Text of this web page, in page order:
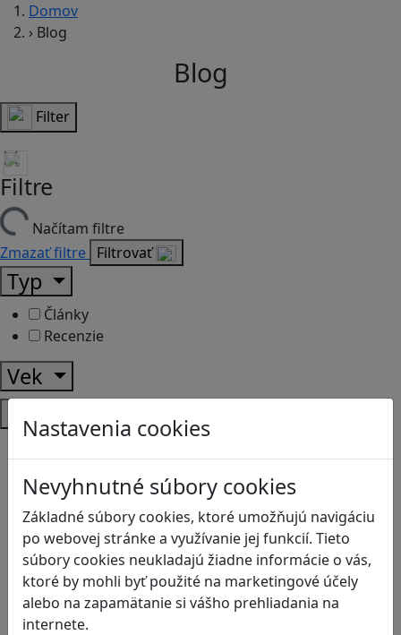
Nastavenia cookies
Nevyhnutné súbory cookies
Základné súbory cookies, ktoré umožňujú navigáciu
po webovej stránke a využívanie jej funkcií. Tieto
súbory cookies neukladajú žiadne informácie o vás,
ktoré by mohli byť použité na marketingové účely
alebo na zapamätanie si vášho prehliadania na
internete.
Domov
› Blog
Blog
Filter
Filtre
Načítam filtre
Zmazať filtre Filtrovať
Typ
Články
Recenzie
Vek
Predmety
Dejepis
Environmentálna výchova
Etická výchova
Geografia
Matematika
Občianska náuka
Vlastiveda